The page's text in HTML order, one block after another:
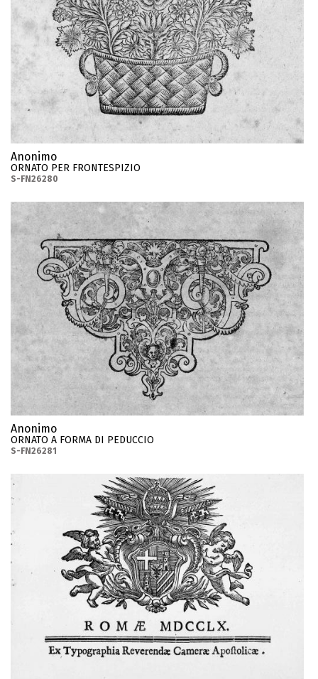
Anonimo
ORNATO PER FRONTESPIZIO
S-FN26280
Anonimo
ORNATO A FORMA DI PEDUCCIO
S-FN26281